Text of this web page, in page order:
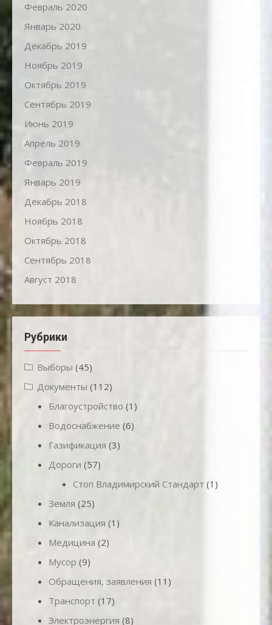
Февраль 2020
Январь 2020
Декабрь 2019
Ноябрь 2019
Октябрь 2019
Сентябрь 2019
Июнь 2019
Апрель 2019
Февраль 2019
Январь 2019
Декабрь 2018
Ноябрь 2018
Октябрь 2018
Сентябрь 2018
Август 2018
Рубрики
Выборы (45)
Документы (112)
Благоустройство (1)
Водоснабжение (6)
Газификация (3)
Дороги (57)
Стоп Владимирский Стандарт (1)
Земля (25)
Канализация (1)
Медицина (2)
Мусор (9)
Обращения, заявления (11)
Транспорт (17)
Электроэнергия (8)